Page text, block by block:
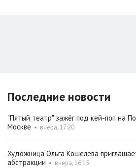
Последние новости
"Пятый театр" зажёг под кей-поп на
Москве • вчера, 17:20
Художница Ольга Кошелева
абстракции • вчера, 16:15